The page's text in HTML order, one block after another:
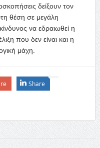
δείξουν τον
θέση σε μεγάλη
να εδραιωθεί η
που δεν είναι και η
μάχη.
Share